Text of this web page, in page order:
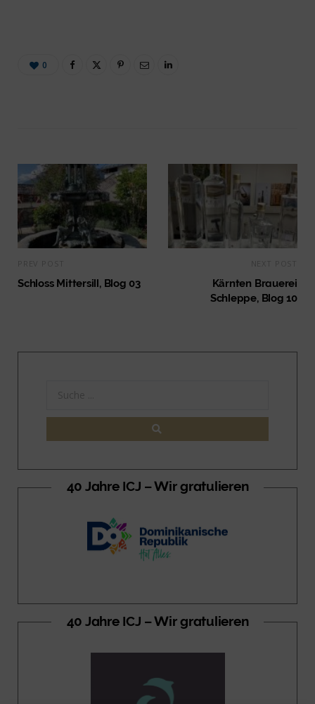
0
Schloss Mittersill, Blog 03
Kärnten Brauerei
Schleppe, Blog 10
40 Jahre ICJ – Wir gratulieren
40 Jahre ICJ – Wir gratulieren